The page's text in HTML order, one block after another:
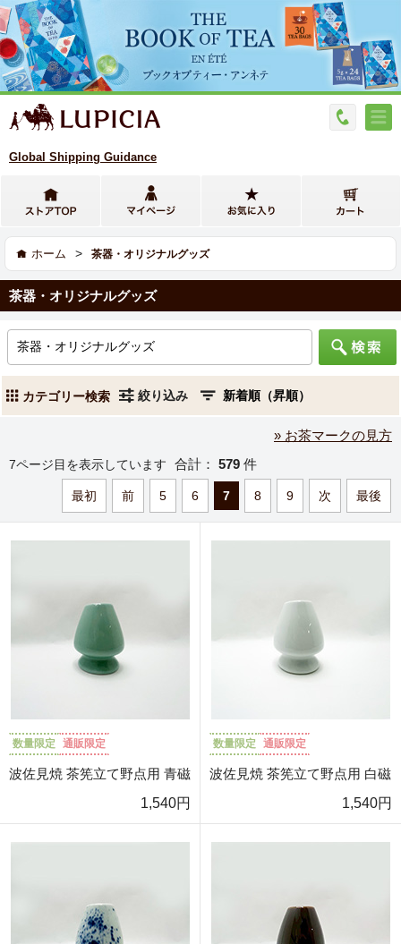
Global Shipping Guidance
ホーム > 茶器・オリジナルグッズ
茶器・オリジナルグッズ
カテゴリー検索 絞り込み
» お茶マークの見方
7ページ目を表示しています 合計： 579 件
最初 前 5 6 7 8 9 次 最後
数量限定 通販限定
波佐見焼 茶筅立て野点用 青磁
1,540円
数量限定 通販限定
波佐見焼 茶筅立て野点用 白磁
1,540円